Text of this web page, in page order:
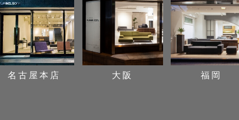
名古屋本店 大阪 福岡